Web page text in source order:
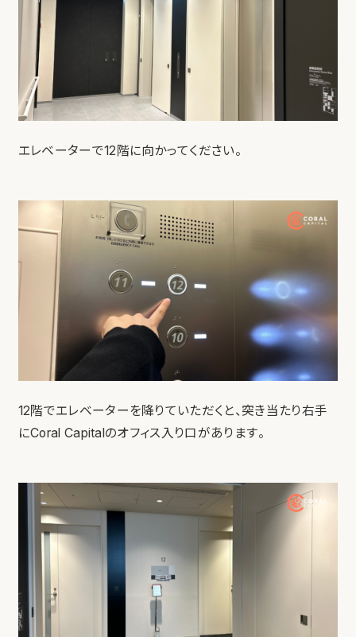
エレベーターで12階に向かってください。
12階でエレベーターを降りていただくと、突き当たり右手
にCoral Capitalのオフィス入り口があります。